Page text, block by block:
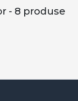
- 8 produse